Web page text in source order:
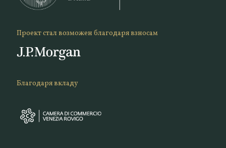
Проект стал возможен благодаря взносам
Благодаря вкладу